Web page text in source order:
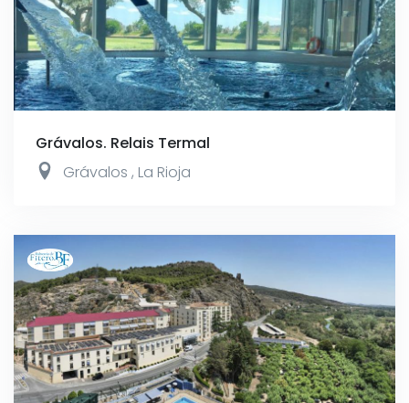
Grávalos. Relais Termal
Grávalos , La Rioja